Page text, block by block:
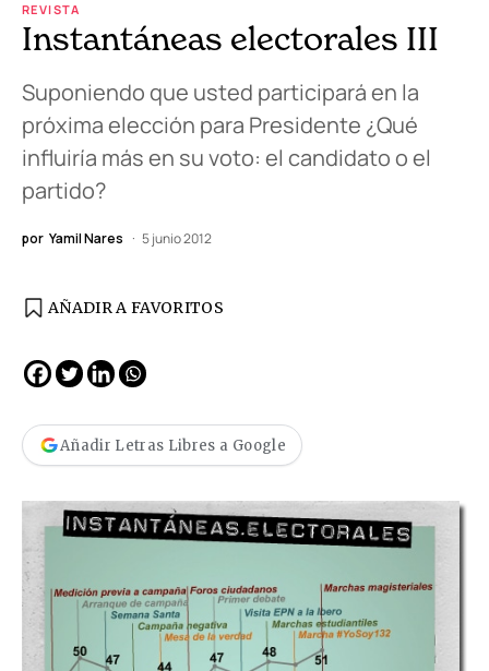
REVISTA
Instantáneas electorales III
Suponiendo que usted participará en la
próxima elección para Presidente ¿Qué
influiría más en su voto: el candidato o el
partido?
por Yamil Nares 5 junio 2012
AÑADIR A FAVORITOS
Añadir Letras Libres a Google